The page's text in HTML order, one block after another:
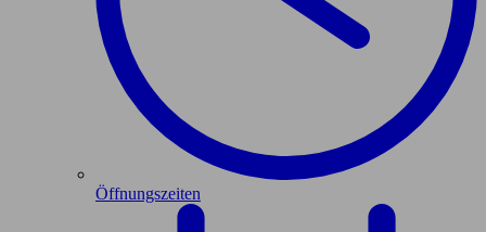
Öffnungszeiten